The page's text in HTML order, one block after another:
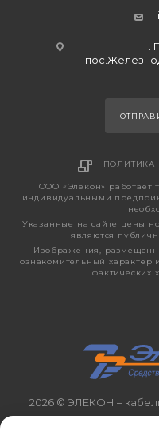
г.
ПОЛИТИКА
ООО «Элекон» работает
индивидуальными
Указанные на сайте цены
являются
Изображения,
ознакомительный
фактических
2026 © ЭЛЕКОН –
электротехническая